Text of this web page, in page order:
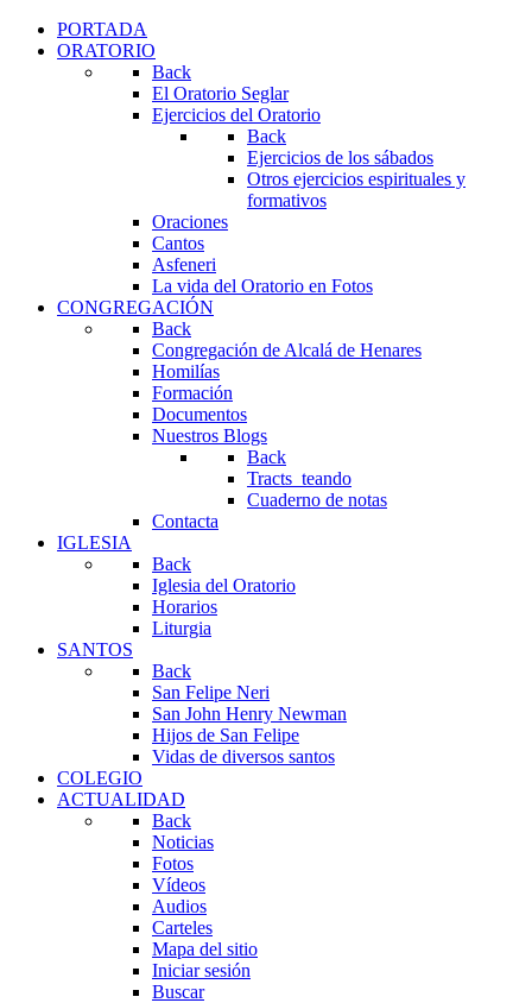
PORTADA
ORATORIO
Back
El Oratorio Seglar
Ejercicios del Oratorio
Back
Ejercicios de los sábados
Otros ejercicios espirituales y
formativos
Oraciones
Cantos
Asfeneri
La vida del Oratorio en Fotos
CONGREGACIÓN
Back
Congregación de Alcalá de Henares
Homilías
Formación
Documentos
Nuestros Blogs
Back
Tracts_teando
Cuaderno de notas
Contacta
IGLESIA
Back
Iglesia del Oratorio
Horarios
Liturgia
SANTOS
Back
San Felipe Neri
San John Henry Newman
Hijos de San Felipe
Vidas de diversos santos
COLEGIO
ACTUALIDAD
Back
Noticias
Fotos
Vídeos
Audios
Carteles
Mapa del sitio
Iniciar sesión
Buscar